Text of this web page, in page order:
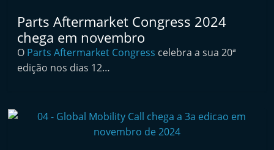
A
f
t
m
Parts Aftermarket Congress 2024
chega em novembro
O Parts Aftermarket Congress celebra a sua 20ª
edição nos dias 12…